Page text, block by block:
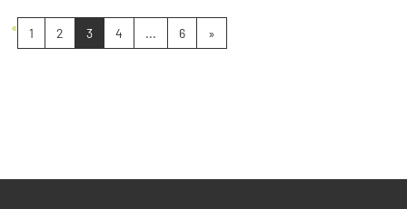
« 1 2 3 4 ... 6 »